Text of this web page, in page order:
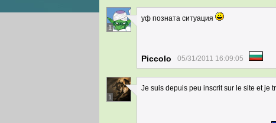
1
уф позната ситуация
Piccolo 05/31/2011 16:09:05
1
Je suis depuis peu inscrit sur le site et je